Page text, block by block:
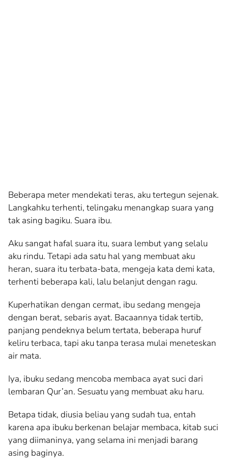
Beberapa meter mendekati teras, aku tertegun sejenak.
Langkahku terhenti, telingaku menangkap suara yang
tak asing bagiku. Suara ibu.
Aku sangat hafal suara itu, suara lembut yang selalu
aku rindu. Tetapi ada satu hal yang membuat aku
heran, suara itu terbata-bata, mengeja kata demi kata,
terhenti beberapa kali, lalu belanjut dengan ragu.
Kuperhatikan dengan cermat, ibu sedang mengeja
dengan berat, sebaris ayat. Bacaannya tidak tertib,
panjang pendeknya belum tertata, beberapa huruf
keliru terbaca, tapi aku tanpa terasa mulai meneteskan
air mata.
Iya, ibuku sedang mencoba membaca ayat suci dari
lembaran Qur’an. Sesuatu yang membuat aku haru.
Betapa tidak, diusia beliau yang sudah tua, entah
karena apa ibuku berkenan belajar membaca, kitab suci
yang diimaninya, yang selama ini menjadi barang
asing baginya.